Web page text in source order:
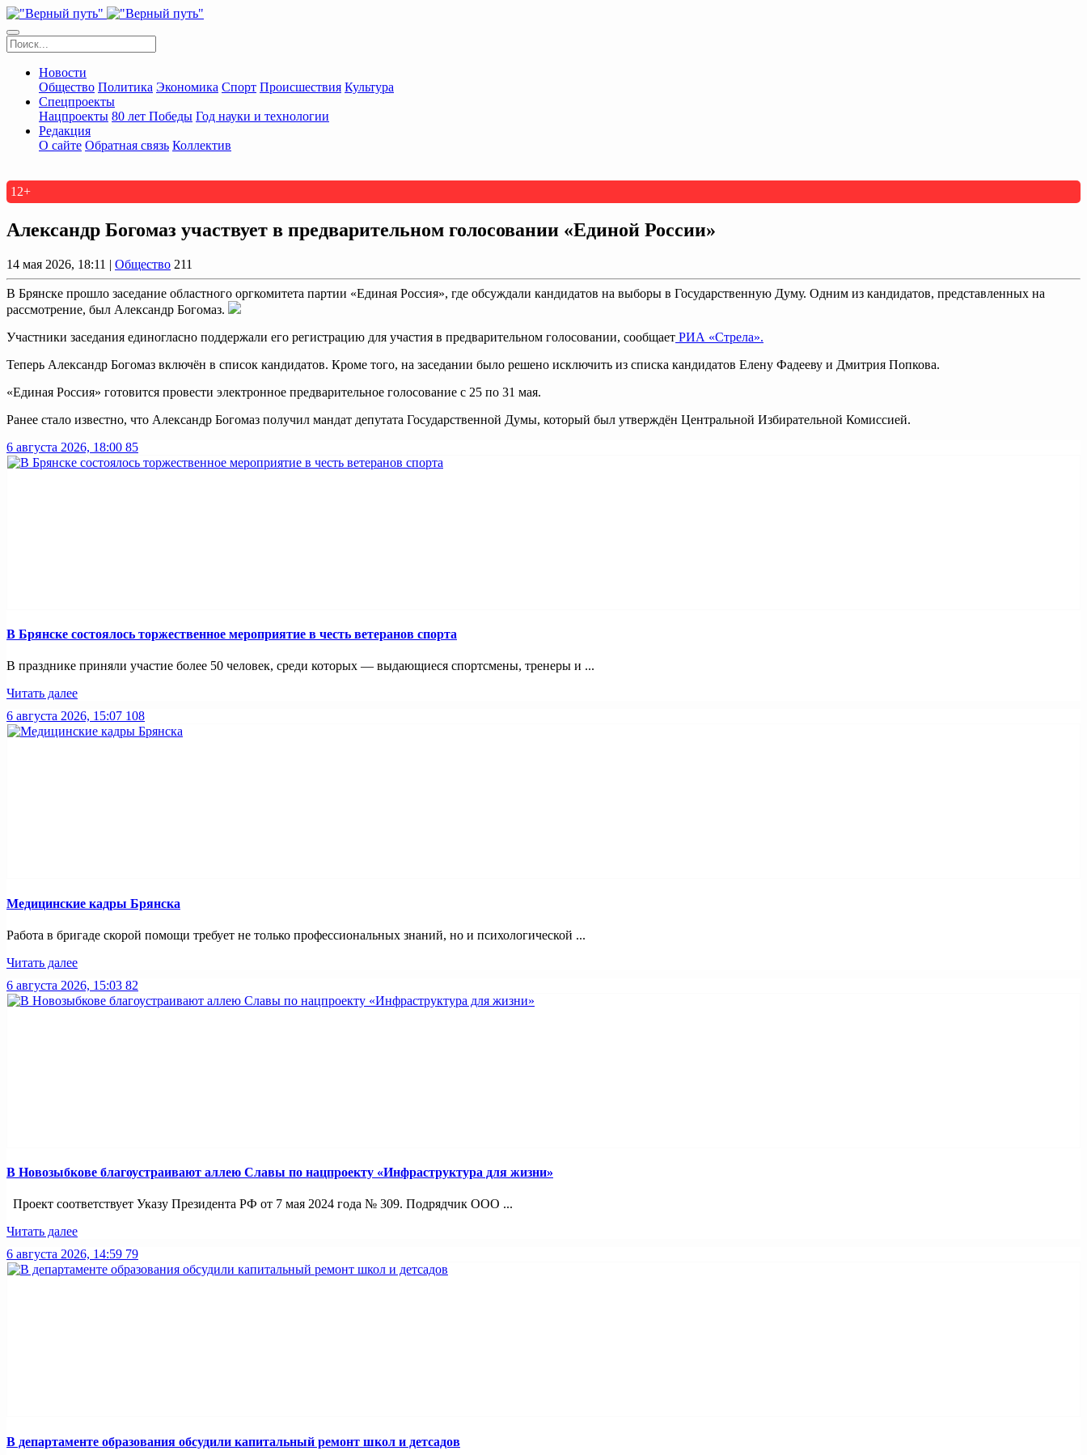
Новости
Общество Политика Экономика Спорт Происшествия Культура
Спецпроекты
Нацпроекты 80 лет Победы Год науки и технологии
Редакция
О сайте Обратная связь Коллектив
12+
Александр Богомаз участвует в предварительном голосовании «Единой России»
14 мая 2026, 18:11 | Общество 211
В Брянске прошло заседание областного оргкомитета партии «Единая Россия», где обсуждали кандидатов на выборы в Государственную Думу. Одним из кандидатов, представленных на
рассмотрение, был Александр Богомаз.
Участники заседания единогласно поддержали его регистрацию для участия в предварительном голосовании, сообщает РИА «Стрела».
Теперь Александр Богомаз включён в список кандидатов. Кроме того, на заседании было решено исключить из списка кандидатов Елену Фадееву и Дмитрия Попкова.
«Единая Россия» готовится провести электронное предварительное голосование с 25 по 31 мая.
Ранее стало известно, что Александр Богомаз получил мандат депутата Государственной Думы, который был утверждён Центральной Избирательной Комиссией.
6 августа 2026, 18:00 85
В Брянске состоялось торжественное мероприятие в честь ветеранов спорта
В празднике приняли участие более 50 человек, среди которых — выдающиеся спортсмены, тренеры и ...
Читать далее
6 августа 2026, 15:07 108
Медицинские кадры Брянска
Работа в бригаде скорой помощи требует не только профессиональных знаний, но и психологической ...
Читать далее
6 августа 2026, 15:03 82
В Новозыбкове благоустраивают аллею Славы по нацпроекту «Инфраструктура для жизни»
Проект соответствует Указу Президента РФ от 7 мая 2024 года № 309. Подрядчик ООО ...
Читать далее
6 августа 2026, 14:59 79
В департаменте образования обсудили капитальный ремонт школ и детсадов